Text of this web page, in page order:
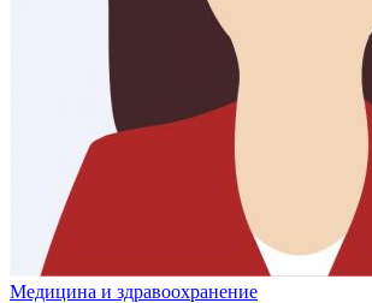
Медицина и здравоохранение